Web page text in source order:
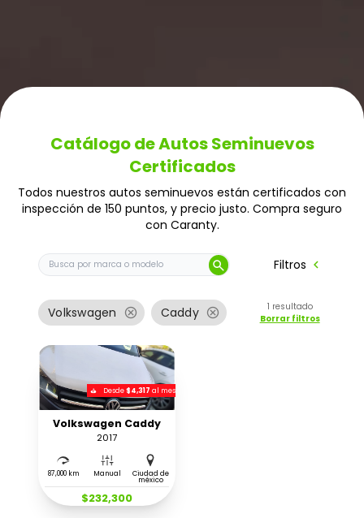
Catálogo de Autos Seminuevos
Certificados
Todos nuestros autos seminuevos están certificados con
inspección de 150 puntos, y precio justo. Compra seguro
con Caranty.
Buscar auto por marca o modelo
search Filtros chevron_left
Volkswagen cancel Caddy cancel 1 resultado
Borrar filtros
Desde$4,317 al mes
Volkswagen Caddy
2017
87,000 km Manual Ciudad de
méxico
$232,300